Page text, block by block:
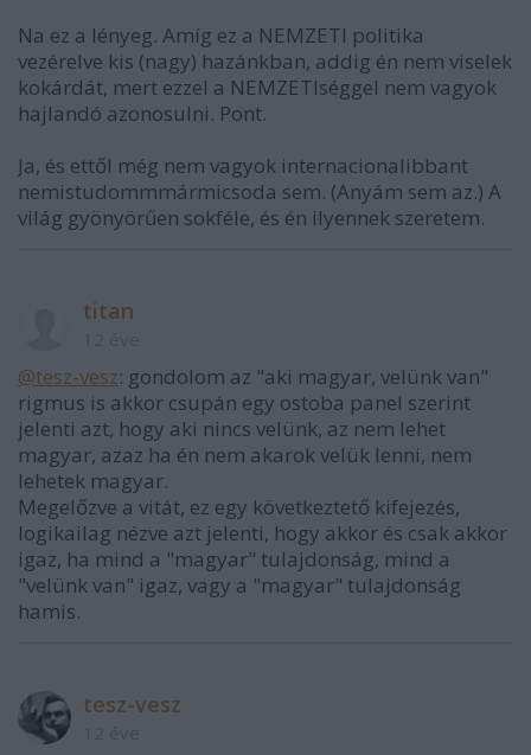
Na ez a lényeg. Amíg ez a NEMZETI politika
vezérelve kis (nagy) hazánkban, addig én nem viselek
kokárdát, mert ezzel a NEMZETIséggel nem vagyok
hajlandó azonosulni. Pont.
Ja, és ettől még nem vagyok internacionalibbant
nemistudommmármicsoda sem. (Anyám sem az.) A
világ gyönyörűen sokféle, és én ilyennek szeretem.
titan
@tesz-vesz: gondolom az "aki magyar, velünk van"
rigmus is akkor csupán egy ostoba panel szerint
jelenti azt, hogy aki nincs velünk, az nem lehet
magyar, azaz ha én nem akarok velük lenni, nem
lehetek magyar.
Megelőzve a vitát, ez egy következtető kifejezés,
logikailag nézve azt jelenti, hogy akkor és csak akkor
igaz, ha mind a "magyar" tulajdonság, mind a
"velünk van" igaz, vagy a "magyar" tulajdonság
hamis.
tesz-vesz